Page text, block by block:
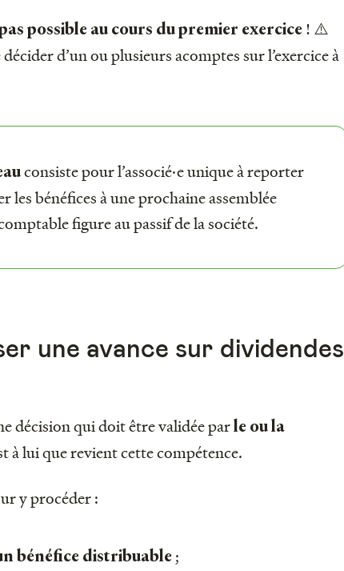
possible au cours du premier exercice ! ⚠️
d’un ou plusieurs acomptes sur l’exercice à
consiste pour l’associé·e unique à reporter
les bénéfices à une prochaine assemblée
figure au passif de la société.
une avance sur dividendes
décision qui doit être validée parle ou la
à lui que revient cette compétence.
y procéder :
bénéfice distribuable ;